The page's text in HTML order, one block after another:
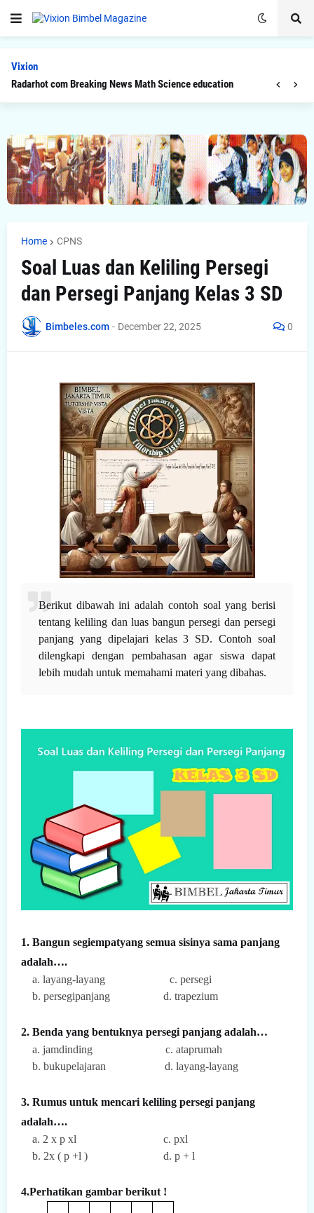
Vixion
Radarhot com Breaking News Math Science education
Home CPNS
Soal Luas dan Keliling Persegi
dan Persegi Panjang Kelas 3 SD
Bimbeles.com - December 22, 2025 0
Berikut dibawah ini adalah contoh soal yang berisi
tentang keliling dan luas bangun persegi dan persegi
panjang yang dipelajari kelas 3 SD. Contoh soal
dilengkapi dengan pembahasan agar siswa dapat
lebih mudah untuk memahami materi yang dibahas.
1. Bangun segiempatyang semua sisinya sama panjang
adalah….
a. layang-layang c. persegi
b. persegipanjang d. trapezium
2. Benda yang bentuknya persegi panjang adalah…
a. jamdinding c. ataprumah
b. bukupelajaran d. layang-layang
3. Rumus untuk mencari keliling persegi panjang
adalah….
a. 2 x p xl c. pxl
b. 2x ( p +l ) d. p + l
4.Perhatikan gambar berikut !